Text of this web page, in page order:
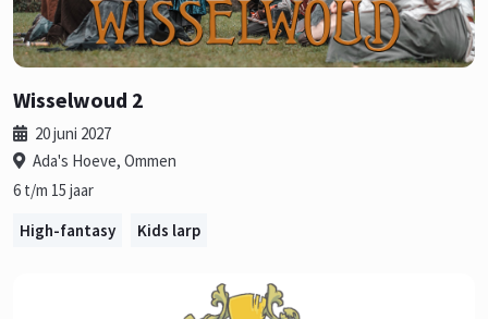
Wisselwoud 2
20 juni 2027
Ada's Hoeve, Ommen
6 t/m 15 jaar
High-fantasy
Kids larp